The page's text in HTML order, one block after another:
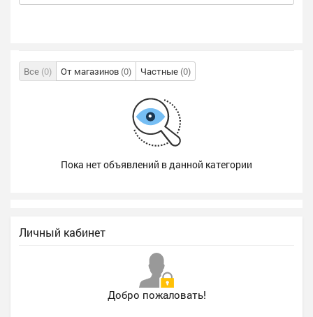
Все (0) От магазинов (0) Частные (0)
Пока нет объявлений в данной категории
Личный кабинет
Добро пожаловать!